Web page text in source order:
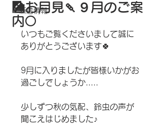
新着情報
🎑お月見🍡９月のご案
内🌕
いつもご覧くださいまして誠に
ありがとうございます🍀
9月に入りましたが皆様いかがお
過ごしでしょうか.....
少しずつ秋の気配、鈴虫の声が
聞こえはじめました♪